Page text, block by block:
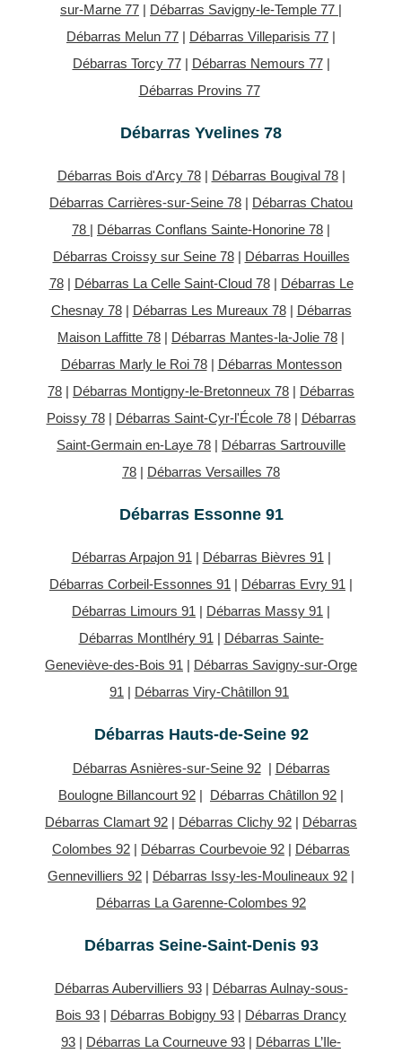
sur-Marne 77 | Débarras Savigny-le-Temple 77 |
Débarras Melun 77 | Débarras Villeparisis 77 |
Débarras Torcy 77| Débarras Nemours 77|
Débarras Provins 77
Débarras Yvelines 78
Débarras Bois d'Arcy 78| Débarras Bougival 78|
Débarras Carrières-sur-Seine 78 | Débarras Chatou
78 | Débarras Conflans Sainte-Honorine 78 |
Débarras Croissy sur Seine 78| Débarras Houilles
78| Débarras La Celle Saint-Cloud 78| Débarras Le
Chesnay 78| Débarras Les Mureaux 78| Débarras
Maison Laffitte 78 | Débarras Mantes-la-Jolie 78 |
Débarras Marly le Roi 78| Débarras Montesson
78 | Débarras Montigny-le-Bretonneux 78 | Débarras
Poissy 78| Débarras Saint-Cyr-l'École 78| Débarras
Saint-Germain en-Laye 78 | Débarras Sartrouville
78 | Débarras Versailles 78
Débarras Essonne 91
Débarras Arpajon 91 | Débarras Bièvres 91 |
Débarras Corbeil-Essonnes 91 | Débarras Evry 91 |
Débarras Limours 91 | Débarras Massy 91 |
Débarras Montlhéry 91 | Débarras Sainte-
Geneviève-des-Bois 91 | Débarras Savigny-sur-Orge
91 | Débarras Viry-Châtillon 91
Débarras Hauts-de-Seine 92
Débarras Asnières-sur-Seine 92| Débarras
Boulogne Billancourt 92 | Débarras Châtillon 92 |
Débarras Clamart 92 | Débarras Clichy 92 | Débarras
Colombes 92 | Débarras Courbevoie 92 | Débarras
Gennevilliers 92 | Débarras Issy-les-Moulineaux 92 |
Débarras La Garenne-Colombes 92
Débarras Seine-Saint-Denis 93
Débarras Aubervilliers 93| Débarras Aulnay-sous-
Bois 93 | Débarras Bobigny 93 | Débarras Drancy
93 | Débarras La Courneuve 93 | Débarras L’Ile-